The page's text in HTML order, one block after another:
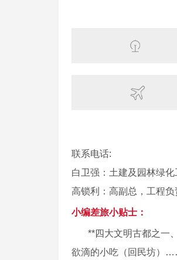
联系电话:
白卫强：土建及园林绿
高锁利：高副总，工
小编差旅小贴士：
**四大文明古都之一
欲滴的小吃（回民坊）